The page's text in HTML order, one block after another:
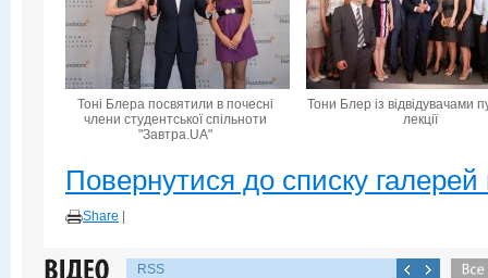
Тоні Блера посвятили в почесні
члени студентської спільноти
"Завтра.UA"
Тони Блер із відвідувачами
лекції
Повернутися до списку галерей
Share
RSS